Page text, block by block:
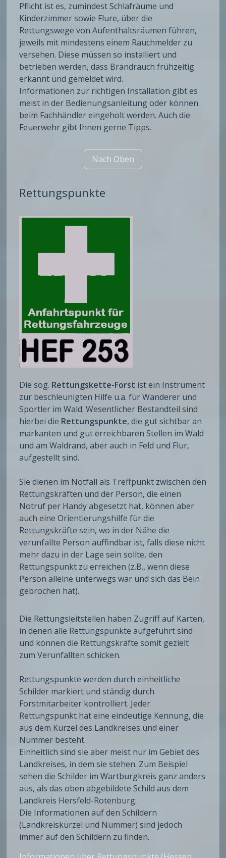
Pflicht ist es, zumindest Schlafräume und
Kinderzimmer sowie Flure, über die
Rettungswege von Aufenthaltsräumen führen,
jeweils mit mindestens einem Rauchmelder zu
versehen. Diese müssen so installiert und
betrieben werden, dass Brandrauch frühzeitig
erkannt und gemeldet wird.
Informationen zur richtigen Installation gibt es
meist in der Bedienungsanleitung oder können
beim Fachhändler eingeholt werden. Auch die
Feuerwehr gibt Ihnen gerne Tipps.
Nach Oben
Rettungspunkte
Die sog. Rettungskette-Forst ist ein Instrument
zur beschleunigten Hilfe u.a. für Wanderer und
Sportler im Wald. Wesentlicher Bestandteil sind
hierbei die Rettungspunkte, die gut sichtbar an
markanten und gut erreichbaren Stellen im Wald
und am Waldrand, aber auch in Feld und Flur,
aufgestellt sind.
Sie dienen im Notfall als Treffpunkt zwischen den
Rettungskräften und der Person, die einen
Notruf per Handy abgesetzt hat, können aber
auch eine Orientierungshilfe für die
Rettungskräfte sein, wo in der Nähe die
verunfallte Person auffindbar ist, falls diese nicht
mehr dazu in der Lage sein sollte, den
Rettungspunkt zu erreichen (z.B., wenn diese
Person alleine unterwegs war und sich das Bein
gebrochen hat).
Die Rettungsleitstellen haben Zugriff auf Karten,
in denen alle Rettungspunkte aufgeführt sind
und können die Rettungskräfte somit gezielt
zum Verunfallten schicken.
Rettungspunkte werden durch einheitliche
Schilder markiert und ständig durch
Forstmitarbeiter kontrolliert. Jeder
Rettungspunkt hat eine eindeutige Kennung, die
aus dem Kürzel des Landkreises und einer
Nummer besteht.
Einheitlich sind sie aber meist nur im Gebiet des
Landkreises, in dem sie stehen. Zum Beispiel
sehen die Schilder im Wartburgkreis ganz anders
aus, als das oben abgebildete Schild aus dem
Landkreis Hersfeld-Rotenburg.
Die Informationen auf den Schildern
(Landkreiskürzel und Nummer) sind jedoch
immer auf den Schildern zu finden.